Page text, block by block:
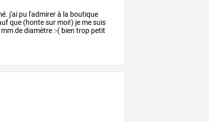
j'ai pu l'admirerà la boutique
que (hontesur moi!) je mesuis
dediamètre :-( bien trop petit